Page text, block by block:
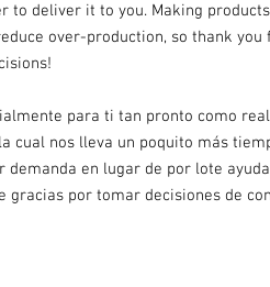
to deliver it to you. Making
over-production, so thank you
para ti tan pronto como
cual nos lleva un poquito más
en lugar de por lote
gracias por tomar decisiones de